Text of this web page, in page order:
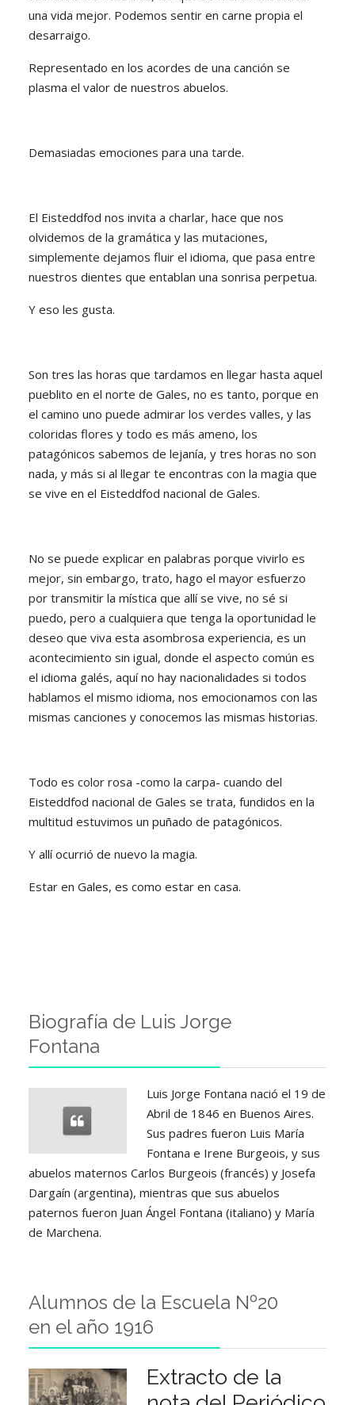
una vida mejor. Podemos sentir en carne propia el
desarraigo.
Representado en los acordes de una canción se
plasma el valor de nuestros abuelos.
Demasiadas emociones para una tarde.
El Eisteddfod nos invita a charlar, hace que nos
olvidemos de la gramática y las mutaciones,
simplemente dejamos fluir el idioma, que pasa entre
nuestros dientes que entablan una sonrisa perpetua.
Y eso les gusta.
Son tres las horas que tardamos en llegar hasta aquel
pueblito en el norte de Gales, no es tanto, porque en
el camino uno puede admirar los verdes valles, y las
coloridas flores y todo es más ameno, los
patagónicos sabemos de lejanía, y tres horas no son
nada, y más si al llegar te encontras con la magia que
se vive en el Eisteddfod nacional de Gales.
No se puede explicar en palabras porque vivirlo es
mejor, sin embargo, trato, hago el mayor esfuerzo
por transmitir la mística que allí se vive, no sé si
puedo, pero a cualquiera que tenga la oportunidad le
deseo que viva esta asombrosa experiencia, es un
acontecimiento sin igual, donde el aspecto común es
el idioma galés, aquí no hay nacionalidades si todos
hablamos el mismo idioma, nos emocionamos con las
mismas canciones y conocemos las mismas historias.
Todo es color rosa -como la carpa- cuando del
Eisteddfod nacional de Gales se trata, fundidos en la
multitud estuvimos un puñado de patagónicos.
Y allí ocurrió de nuevo la magia.
Estar en Gales, es como estar en casa.
Biografía de Luis Jorge
Fontana
Luis Jorge Fontana nació el 19 de
Abril de 1846 en Buenos Aires.
Sus padres fueron Luis María
Fontana e Irene Burgeois, y sus
abuelos maternos Carlos Burgeois (francés) y Josefa
Dargaín (argentina), mientras que sus abuelos
paternos fueron Juan Ángel Fontana (italiano) y María
de Marchena.
Alumnos de la Escuela Nº20
en el año 1916
Extracto de la